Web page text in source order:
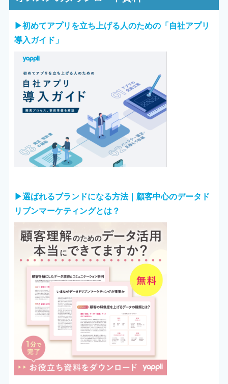
▶︎初めてアプリを立ち上げる人のための「自社アプリ
導入ガイド」
▶︎選ばれるブランドになる方法｜顧客中心のデータド
リブンマーケティングとは？